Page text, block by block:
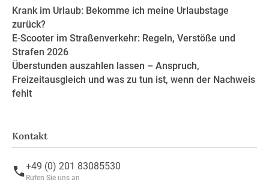
Krank im Urlaub: Bekomme ich meine Urlaubstage
zurück?
E-Scooter im Straßenverkehr: Regeln, Verstöße und
Strafen 2026
Überstunden auszahlen lassen – Anspruch,
Freizeitausgleich und was zu tun ist, wenn der Nachweis
fehlt
Kontakt
+49 (0) 201 83085530
Rufen Sie uns an